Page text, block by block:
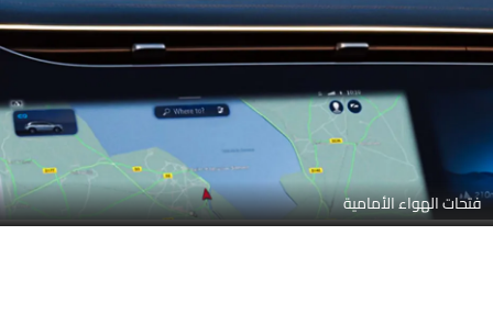
فتحات الهواء الأمامية